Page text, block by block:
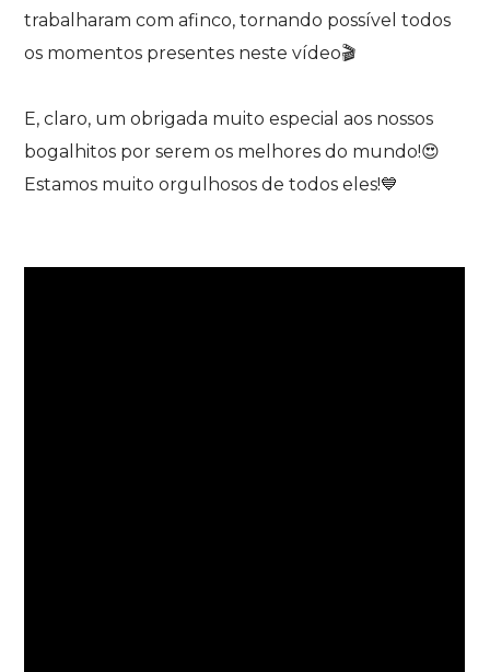
trabalharam com afinco, tornando possível todos
os momentos presentes neste vídeo🎬
E, claro, um obrigada muito especial aos nossos
bogalhitos por serem os melhores do mundo!😍
Estamos muito orgulhosos de todos eles!💙